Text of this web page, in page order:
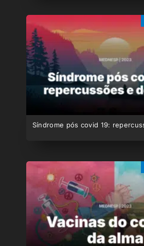
Síndrome pós covid 19: